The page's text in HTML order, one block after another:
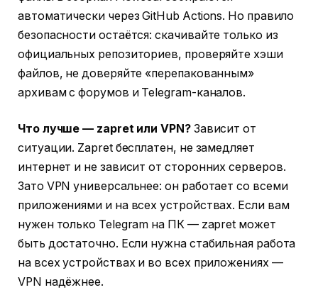
автоматически через GitHub Actions. Но правило
безопасности остаётся: скачивайте только из
официальных репозиториев, проверяйте хэши
файлов, не доверяйте «перепакованным»
архивам с форумов и Telegram-каналов.
Что лучше — zapret или VPN?Зависит от
ситуации. Zapret бесплатен, не замедляет
интернет и не зависит от сторонних серверов.
Зато VPN универсальнее: он работает со всеми
приложениями и на всех устройствах. Если вам
нужен только Telegram на ПК — zapret может
быть достаточно. Если нужна стабильная работа
на всех устройствах и во всех приложениях —
VPN надёжнее.